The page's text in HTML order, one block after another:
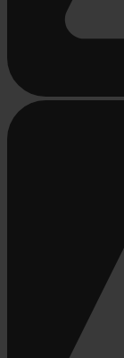
Chargement...